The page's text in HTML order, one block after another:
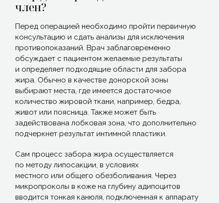
член?
Перед операцией необходимо пройти первичную
консультацию и сдать анализы для исключения
противопоказаний. Врач заблаговременно
обсуждает с пациентом желаемые результаты
и определяет подходящие области для забора
жира. Обычно в качестве донорской зоны
выбирают места, где имеется достаточное
количество жировой ткани, например, бедра,
живот или поясница. Также может быть
задействована лобковая зона, что дополнительно
подчеркнет результат интимной пластики.
Сам процесс забора жира осуществляется
по методу липосакции, в условиях
местного или общего обезболивания. Через
микропроколы в коже на глубину адипоцитов
вводится тонкая канюля, подключенная к аппарату